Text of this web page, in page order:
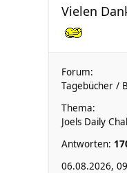
Vielen
Forum:
Tagebücher /
Thema:
Joels Daily
Antworten:
06.08.2026,